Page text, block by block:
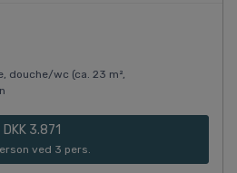
douche/wc (ca. 23 m²,
DKK 3.871
ved 3 pers.